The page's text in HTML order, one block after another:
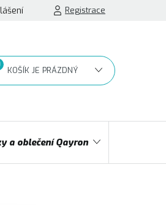
Registrace
a oblečení Qayron